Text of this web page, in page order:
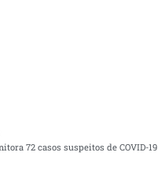
72 casos suspeitos de COVID-19